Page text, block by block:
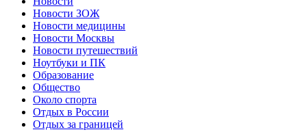
Новости ЗОЖ
Новости медицины
Новости Москвы
Новости путешествий
Ноутбуки и ПК
Образование
Общество
Около спорта
Отдых в России
Отдых за границей